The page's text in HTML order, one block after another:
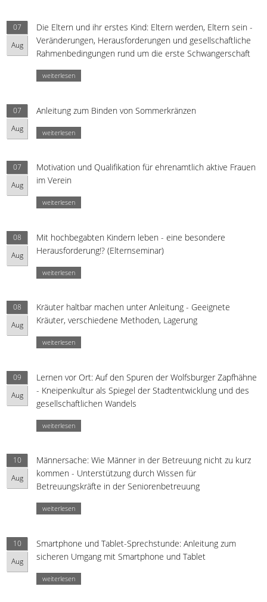
07
Aug
Die Eltern und ihr erstes Kind: Eltern werden, Eltern sein -
Veränderungen, Herausforderungen und gesellschaftliche
Rahmenbedingungen rund um die erste Schwangerschaft
weiterlesen
07
Aug
Anleitung zum Binden von Sommerkränzen
weiterlesen
07
Aug
Motivation und Qualifikation für ehrenamtlich aktive Frauen
im Verein
weiterlesen
08
Aug
Mit hochbegabten Kindern leben - eine besondere
Herausforderung!? (Elternseminar)
weiterlesen
08
Aug
Kräuter haltbar machen unter Anleitung - Geeignete
Kräuter, verschiedene Methoden, Lagerung
weiterlesen
09
Aug
Lernen vor Ort: Auf den Spuren der Wolfsburger Zapfhähne
- Kneipenkultur als Spiegel der Stadtentwicklung und des
gesellschaftlichen Wandels
weiterlesen
10
Aug
Männersache: Wie Männer in der Betreuung nicht zu kurz
kommen - Unterstützung durch Wissen für
Betreuungskräfte in der Seniorenbetreuung
weiterlesen
10
Aug
Smartphone und Tablet-Sprechstunde: Anleitung zum
sicheren Umgang mit Smartphone und Tablet
weiterlesen